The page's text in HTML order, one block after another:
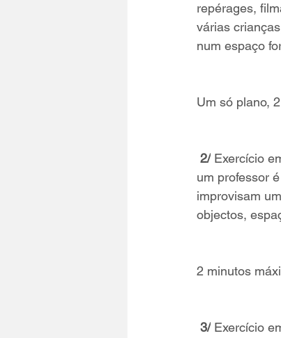
repérages,
várias
num espaço
Um só plano,
2/ Exercício
um professor
improvisam
objectos,
2 minutos
3/ Exercício